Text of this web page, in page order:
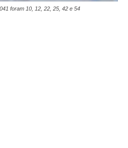
foram 10, 12, 22, 25, 42 e 54